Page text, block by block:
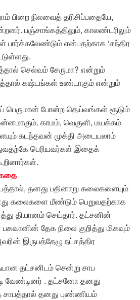
பிறை நிலவைத் தரிசிப்பதையே,
பஞ்சாங்கத்திலும், காலண்டரிலும்
பார்க்கவேண்டும் என்பதற்காக ‘சந்திர
செல்வம் சேருமா? என்றும்
கஷ்டங்கள் உண்டாகும் என்றும்
பெருமான் போன்ற தெய்வங்கள் சூடும்
காமம், வெகுளி, மயக்கம்
கடந்தவன் முக்தி அடையலாம்
பெரியவர்கள் இதைக்
தனது பதினாறு கலைகளையும்
கலைகளை மீண்டும் பெறுவதற்காக
தியானம் செய்தார். தட்சனின்
பகவானின் தேக நிலை குறித்து மிகவும்
இருபத்தேழு நட்சத்திர
தட்சனிடம் சென்று சாப
வேண்டினர் . தட்சனோ தனது
தனது புண்ணியம்